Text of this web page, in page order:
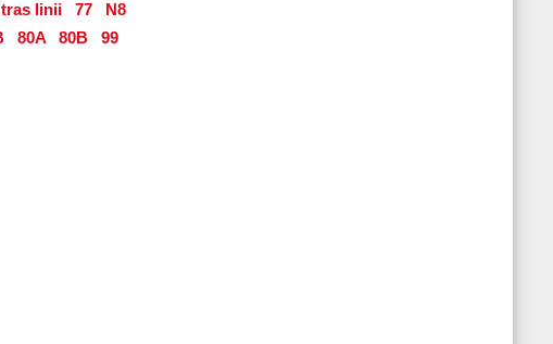
tras linii
77
N8
80A 80B
99